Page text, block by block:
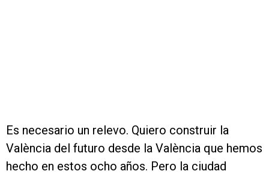
Es necesario un relevo. Quiero construir la
València del futuro desde la València que hemos
hecho en estos ocho años. Pero la ciudad